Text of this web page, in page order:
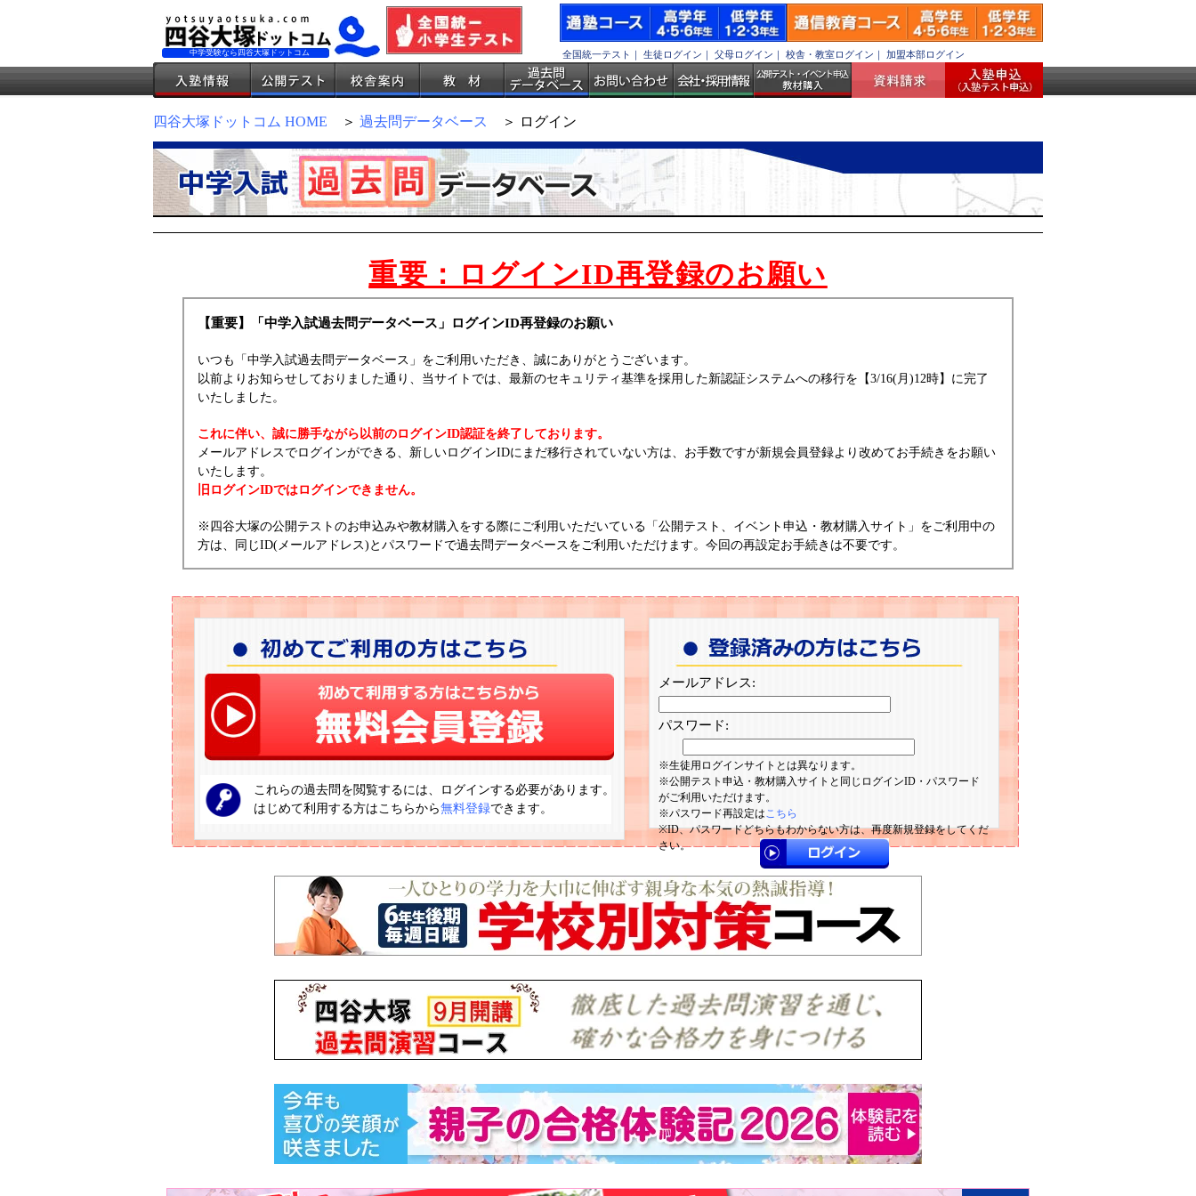
中学受験なら四谷大塚ドットコム 全国統一テスト ｜ 生徒ログイン ｜ 父母ログイン ｜ 校舎・教室ログイン ｜ 加盟本部ログイン
四谷大塚ドットコム HOME ＞ 過去問データベース ＞ ログイン
重要：ログインID再登録のお願い
【重要】「中学入試過去問データベース」ログインID再登録のお願い
いつも「中学入試過去問データベース」をご利用いただき、誠にありがとうございます。
以前よりお知らせしておりました通り、当サイトでは、最新のセキュリティ基準を採用した新認証システムへの移行を【3/16(月)12時】に完了
いたしました。
これに伴い、誠に勝手ながら以前のログインID認証を終了しております。
メールアドレスでログインができる、新しいログインIDにまだ移行されていない方は、お手数ですが新規会員登録より改めてお手続きをお願い
いたします。
旧ログインIDではログインできません。
※四谷大塚の公開テストのお申込みや教材購入をする際にご利用いただいている「公開テスト、イベント申込・教材購入サイト」をご利用中の
方は、同じID(メールアドレス)とパスワードで過去問データベースをご利用いただけます。今回の再設定お手続きは不要です。
これらの過去問を閲覧するには、ログインする必要があります。
はじめて利用する方はこちらから無料登録できます。
メールアドレス:
パスワード:
生徒用ログインサイトとは異なります。
公開テスト申込・教材購入サイトと同じログインID・パスワード
がご利用いただけます。
パスワード再設定はこちら
ID、パスワードどちらもわからない方は、再度新規登録をしてくだ
さい。